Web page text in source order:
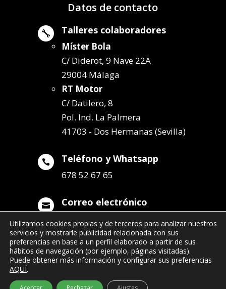
Datos de contacto
 Talleres colaboradores
Míster Bola
C/ Diderot, 9 Nave 22A
29004 Málaga
RT Motor
C/ Datilero, 8
Pol. Ind. La Palmera
41703 - Dos Hermanas (Sevilla)
 Teléfono y Whatsapp
678 52 67 65
 Correo electrónico
info@remolqueszabala.com
Utilizamos cookies propias y de terceros para analizar nuestros
servicios y mostrarle publicidad relacionada con sus
preferencias en base a un perfil elaborado a partir de sus
hábitos de navegación (por ejemplo, páginas visitadas).
Puede obtener más información y configurar sus preferencias
AQUÍ.